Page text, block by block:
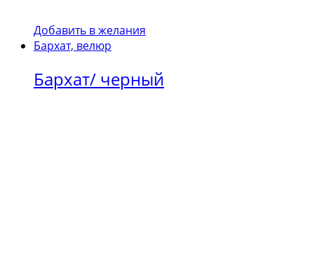
Добавить в желания
Бархат, велюр
Бархат/ черный